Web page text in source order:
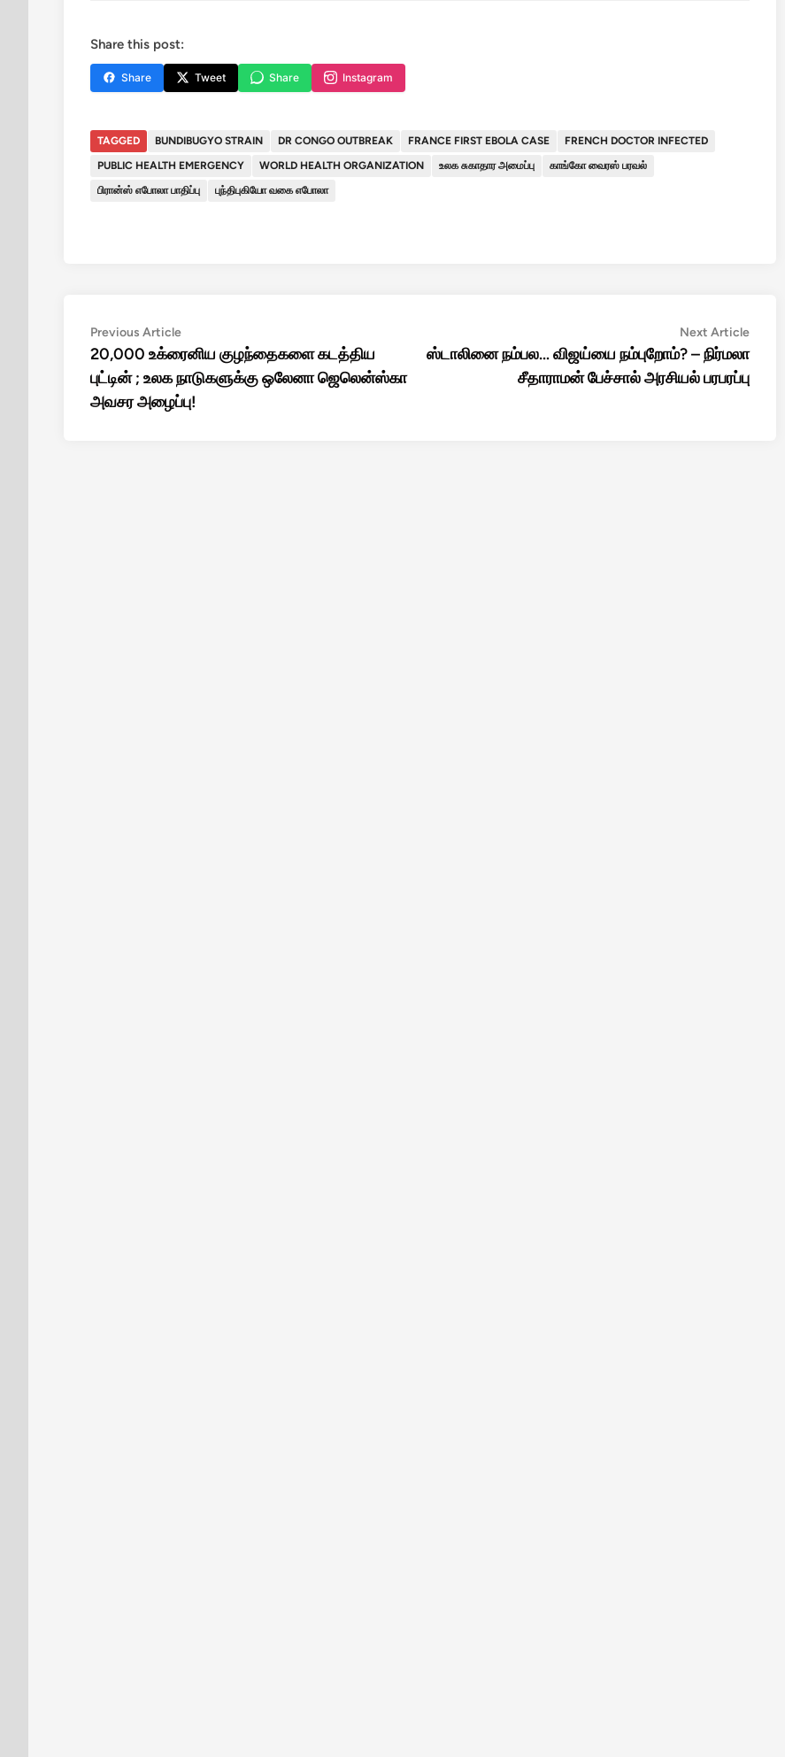
Share this post:
Share Tweet Share Instagram
TAGGED BUNDIBUGYO STRAIN DR CONGO OUTBREAK FRANCE FIRST EBOLA CASE
FRENCH DOCTOR INFECTED
PUBLIC HEALTH EMERGENCY
WORLD HEALTH ORGANIZATION உலக சுகாதார அமைப்பு
காங்கோ வைரஸ் பரவல்
பிரான்ஸ் எபோலா பாதிப்பு
புந்திபுகியோ வகை எபோலா
Post
navigation
Previous ArticlePrevious
article:
20,000 உக்ரைனிய குழந்தைகளை கடத்திய
புட்டின் ; உலக நாடுகளுக்கு ஒலேனா ஜெலென்ஸ்கா
அவசர அழைப்பு!
Next ArticleNext
article:
ஸ்டாலினை நம்பல… விஜய்யை நம்புறோம்? – நிர்மலா
சீதாராமன் பேச்சால் அரசியல் பரபரப்பு